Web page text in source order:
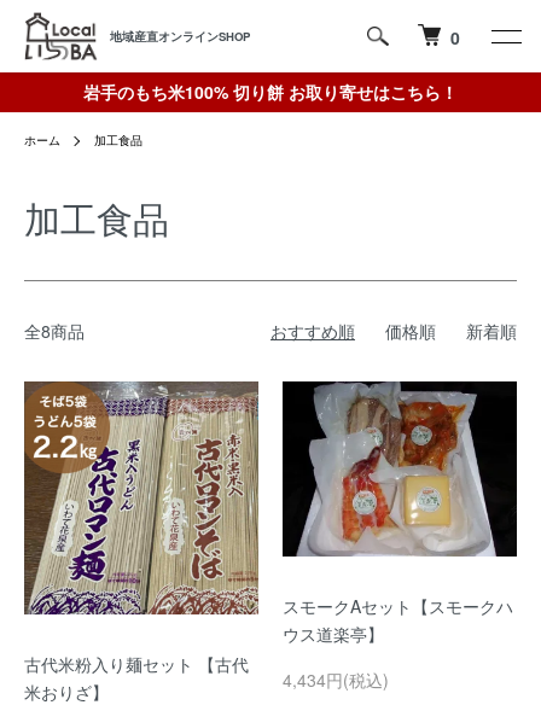
地域産直オンラインSHOP 0
岩手のもち米100% 切り餅 お取り寄せはこちら！
ホーム 加工食品
加工食品
全8商品 おすすめ順 価格順 新着順
古代米粉入り麺セット 【古代
米おりざ】
スモークAセット【スモークハ
ウス道楽亭】
4,434円(税込)